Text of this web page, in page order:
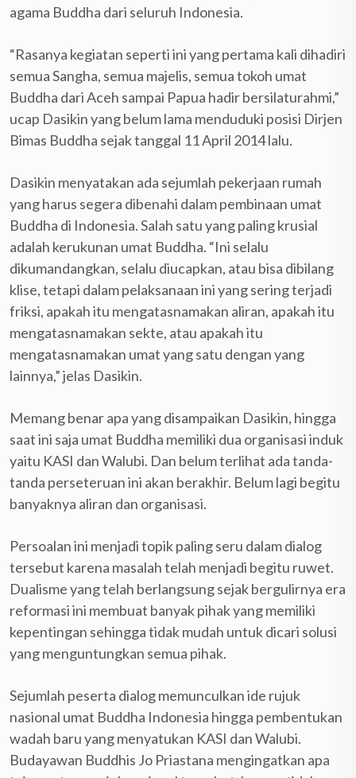
agama Buddha dari seluruh Indonesia.
“Rasanya kegiatan seperti ini yang pertama kali dihadiri
semua Sangha, semua majelis, semua tokoh umat
Buddha dari Aceh sampai Papua hadir bersilaturahmi,”
ucap Dasikin yang belum lama menduduki posisi Dirjen
Bimas Buddha sejak tanggal 11 April 2014 lalu.
Dasikin menyatakan ada sejumlah pekerjaan rumah
yang harus segera dibenahi dalam pembinaan umat
Buddha di Indonesia. Salah satu yang paling krusial
adalah kerukunan umat Buddha. “Ini selalu
dikumandangkan, selalu diucapkan, atau bisa dibilang
klise, tetapi dalam pelaksanaan ini yang sering terjadi
friksi, apakah itu mengatasnamakan aliran, apakah itu
mengatasnamakan sekte, atau apakah itu
mengatasnamakan umat yang satu dengan yang
lainnya,” jelas Dasikin.
Memang benar apa yang disampaikan Dasikin, hingga
saat ini saja umat Buddha memiliki dua organisasi induk
yaitu KASI dan Walubi. Dan belum terlihat ada tanda-
tanda perseteruan ini akan berakhir. Belum lagi begitu
banyaknya aliran dan organisasi.
Persoalan ini menjadi topik paling seru dalam dialog
tersebut karena masalah telah menjadi begitu ruwet.
Dualisme yang telah berlangsung sejak bergulirnya era
reformasi ini membuat banyak pihak yang memiliki
kepentingan sehingga tidak mudah untuk dicari solusi
yang menguntungkan semua pihak.
Sejumlah peserta dialog memunculkan ide rujuk
nasional umat Buddha Indonesia hingga pembentukan
wadah baru yang menyatukan KASI dan Walubi.
Budayawan Buddhis Jo Priastana mengingatkan apa